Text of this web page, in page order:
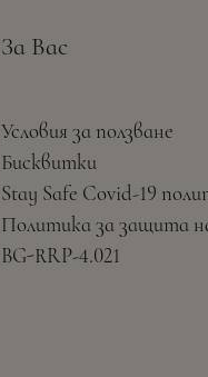
За Вас
Условия за ползване
Бисквитки
Stay Safe Covid-19
Политика за защита
BG-RRP-4.021